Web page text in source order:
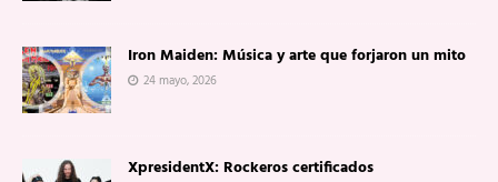
Iron Maiden: Música y arte que forjaron un mito
24 mayo, 2026
XpresidentX: Rockeros certificados